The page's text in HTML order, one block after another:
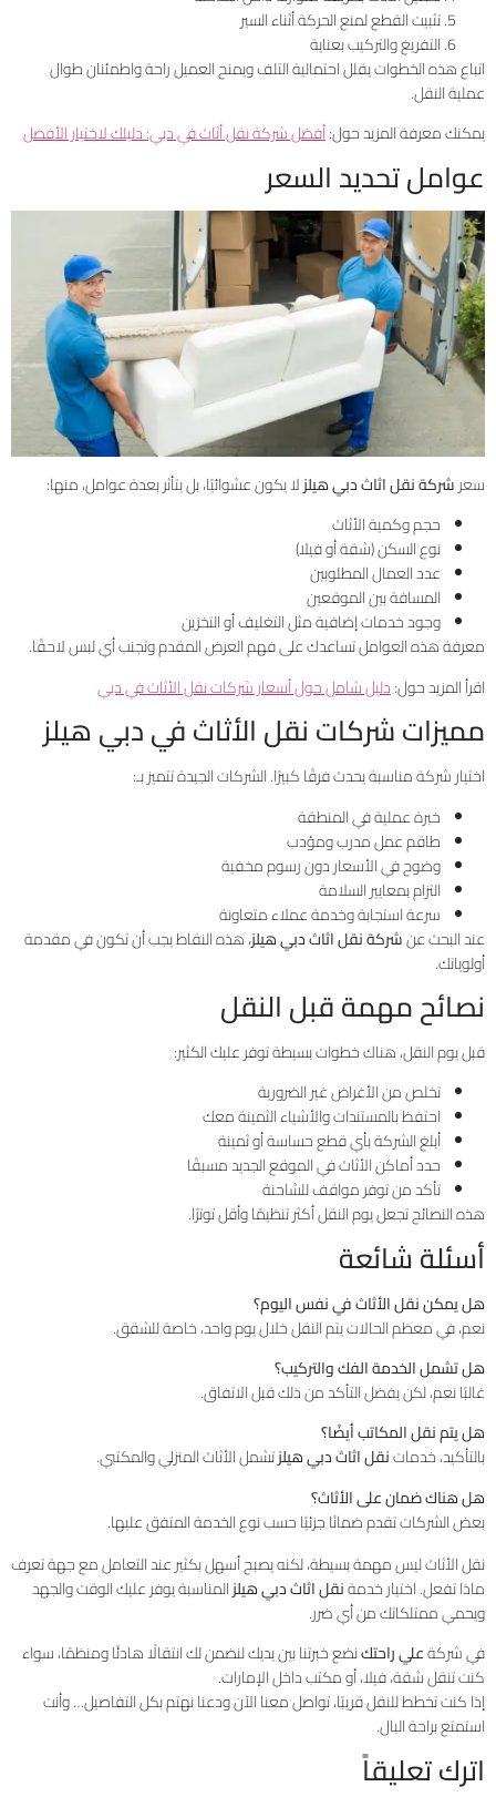
تثبيت القطع لمنع الحركة أثناء السير
التفريغ والتركيب بعناية
اتباع هذه الخطوات يقلل احتمالية التلف ويمنح العميل راحة واطمئنان طوال
عملية النقل.
يمكنك معرفة المزيد حول:أفضل شركة نقل أثاث في دبي: دليلك لاختيار الأفضل
عوامل تحديد السعر
سعرشركة نقل اثاث دبي هيلزلا يكون عشوائيًا، بل يتأثر بعدة عوامل، منها:
حجم وكمية الأثاث
نوع السكن (شقة أو فيلا)
عدد العمال المطلوبين
المسافة بين الموقعين
وجود خدمات إضافية مثل التغليف أو التخزين
معرفة هذه العوامل تساعدك على فهم العرض المقدم وتجنب أي لبس لاحقًا.
اقرأ المزيد حول:دليل شامل حول أسعار شركات نقل الأثاث في دبي
مميزات شركات نقل الأثاث في دبي هيلز
اختيار شركة مناسبة يحدث فرقًا كبيرًا. الشركات الجيدة تتميز بـ:
خبرة عملية في المنطقة
طاقم عمل مدرب ومؤدب
وضوح في الأسعار دون رسوم مخفية
التزام بمعايير السلامة
سرعة استجابة وخدمة عملاء متعاونة
عند البحث عنشركة نقل اثاث دبي هيلز، هذه النقاط يجب أن تكون في مقدمة
أولوياتك.
نصائح مهمة قبل النقل
قبل يوم النقل، هناك خطوات بسيطة توفر عليك الكثير:
تخلص من الأغراض غير الضرورية
احتفظ بالمستندات والأشياء الثمينة معك
أبلغ الشركة بأي قطع حساسة أو ثمينة
حدد أماكن الأثاث في الموقع الجديد مسبقًا
تأكد من توفر مواقف للشاحنة
هذه النصائح تجعل يوم النقل أكثر تنظيمًا وأقل توترًا.
أسئلة شائعة
هل يمكن نقل الأثاث في نفس اليوم؟
نعم، في معظم الحالات يتم النقل خلال يوم واحد، خاصة للشقق.
هل تشمل الخدمة الفك والتركيب؟
غالبًا نعم، لكن يفضل التأكد من ذلك قبل الاتفاق.
هل يتم نقل المكاتب أيضًا؟
بالتأكيد، خدماتنقل اثاث دبي هيلزتشمل الأثاث المنزلي والمكتبي.
هل هناك ضمان على الأثاث؟
بعض الشركات تقدم ضمانًا جزئيًا حسب نوع الخدمة المتفق عليها.
نقل الأثاث ليس مهمة بسيطة، لكنه يصبح أسهل بكثير عند التعامل مع جهة تعرف
ماذا تفعل. اختيار خدمةنقل اثاث دبي هيلزالمناسبة يوفر عليك الوقت والجهد
ويحمي ممتلكاتك من أي ضرر.
في شركةعلي راحتكنضع خبرتنا بين يديك لنضمن لك انتقالًا هادئًا ومنظمًا، سواء
كنت تنقل شقة، فيلا، أو مكتب داخل الإمارات.
إذا كنت تخطط للنقل قريبًا، تواصل معنا الآن ودعنا نهتم بكل التفاصيل… وأنت
استمتع براحة البال.
اترك تعليقاً